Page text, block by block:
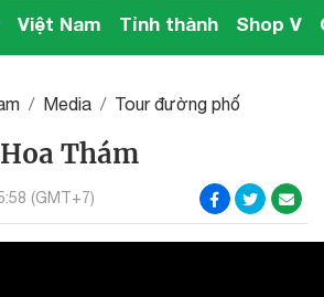
Việt Nam Tỉnh thành Shop V
Media Tour đường phố
Thám
(GMT+7)